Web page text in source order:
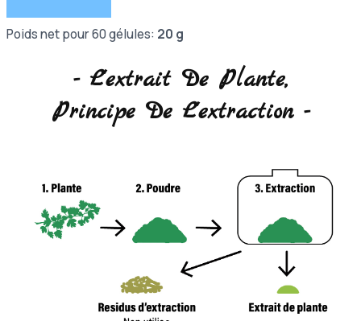
Poids net pour 60 gélules: 20 g
- L'extrait De Plante,
Principe De L'extraction -